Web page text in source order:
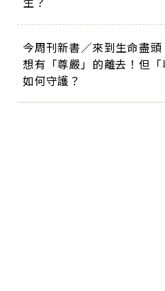
今周刊新書／來到生命盡
想有「尊嚴」的離去！但
如何守護？